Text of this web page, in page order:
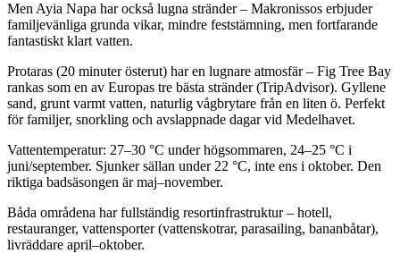
Men Ayia Napa har också lugna stränder – Makronissos erbjuder
familjevänliga grunda vikar, mindre feststämning, men fortfarande
fantastiskt klart vatten.
Protaras (20 minuter österut) har en lugnare atmosfär – Fig Tree Bay
rankas som en av Europas tre bästa stränder (TripAdvisor). Gyllene
sand, grunt varmt vatten, naturlig vågbrytare från en liten ö. Perfekt
för familjer, snorkling och avslappnade dagar vid Medelhavet.
Vattentemperatur: 27–30 °C under högsommaren, 24–25 °C i
juni/september. Sjunker sällan under 22 °C, inte ens i oktober. Den
riktiga badsäsongen är maj–november.
Båda områdena har fullständig resortinfrastruktur – hotell,
restauranger, vattensporter (vattenskotrar, parasailing, bananbåtar),
livräddare april–oktober.